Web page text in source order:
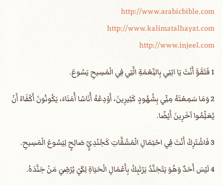
http://www.arabicbible.com
http://www.kalimatalhayat.com
http://www.injeel.com
1 فَتَقَوَّ أَنْتَ يَا ابْنِي بِالنِّعْمَةِ الَّتِي فِي الْمَسِيحِ يَسُوعَ.
2 وَمَا سَمِعْتَهُ مِنِّي بِشُهُودٍ كَثِيرِينَ، أَوْدِعْهُ أُنَاسًا أُمَنَاءَ، يَكُونُونَ أَكْفَاءً أَنْ
يُعَلِّمُوا آخَرِينَ أَيْضًا.
3 فَاشْتَرِكْ أَنْتَ فِي احْتِمَالِ الْمَشَقَّاتِ كَجُنْدِيٍّ صَالِحٍ لِيَسُوعَ الْمَسِيحِ.
4 لَيْسَ أَحَدٌ وَهُوَ يَتَجَنَّدُ يَرْتَبِكُ بِأَعْمَالِ الْحَيَاةِ لِكَيْ يُرْضِيَ مَنْ جَنَّدَهُ.